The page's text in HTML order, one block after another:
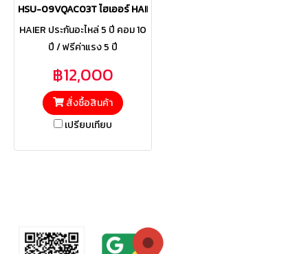
HSU-09VQAC03T ไฮเออร์ HAIER แบบติดผนัง รุ่น Clean Cool
HAIER ประกันอะไหล่ 5 ปี คอม 10
ปี / ฟรีค่าแรง 5 ปี
฿12,000
สั่งซื้อสินค้า
เปรียบเทียบ